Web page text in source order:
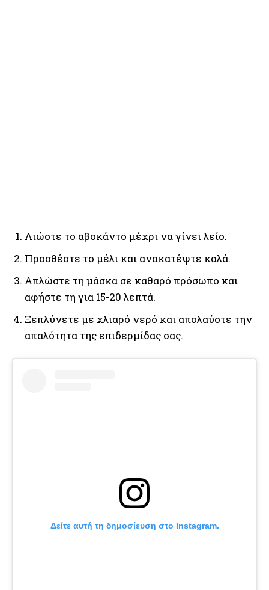
Λιώστε το αβοκάντο μέχρι να γίνει λείο.
Προσθέστε το μέλι και ανακατέψτε καλά.
Απλώστε τη μάσκα σε καθαρό πρόσωπο και
αφήστε τη για 15-20 λεπτά.
Ξεπλύνετε με χλιαρό νερό και απολαύστε την
απαλότητα της επιδερμίδας σας.
Δείτε αυτή τη δημοσίευση στο Instagram.